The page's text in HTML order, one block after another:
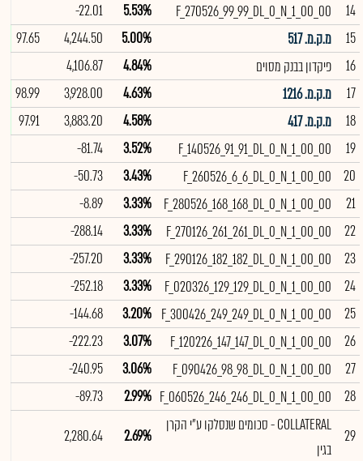
14
F_270526_99_99_DL_0_N_1_00_00
5.53%
-22.01
15
מ.ק.מ. 517 5.00%
4,244.50
97.65
16
פיקדון בבנק מסוים 4.84%
4,106.87
17
מ.ק.מ. 1216 4.63%
3,928.00
98.99
18
מ.ק.מ. 417 4.58%
3,883.20
97.91
19
F_140526_91_91_DL_0_N_1_00_00
3.52%
-81.74
20
F_260526_6_6_DL_0_N_1_00_00
3.43%
-50.73
21
F_280526_168_168_DL_0_N_1_00_00
3.33%
-8.89
22
F_270126_261_261_DL_0_N_1_00_00
3.33%
-288.14
23
F_290126_182_182_DL_0_N_1_00_00
3.33%
-257.20
24
F_020326_129_129_DL_0_N_1_00_00
3.33%
-252.18
25
F_300426_249_249_DL_0_N_1_00_00
3.20%
-144.68
26
F_120226_147_147_DL_0_N_1_00_00
3.07%
-222.23
27
F_090426_98_98_DL_0_N_1_00_00
3.06%
-240.95
28
F_060526_246_246_DL_0_N_1_00_00
2.99%
-89.73
29
COLLATERAL - סכומים שנסלקו ע"י הקרן
בגין
2.69%
2,280.64